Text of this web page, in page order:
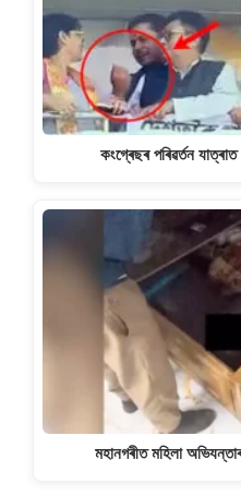
কংগ্ৰেছৰ পৰিৱৰ্তন
মহানগৰীত মহিলা